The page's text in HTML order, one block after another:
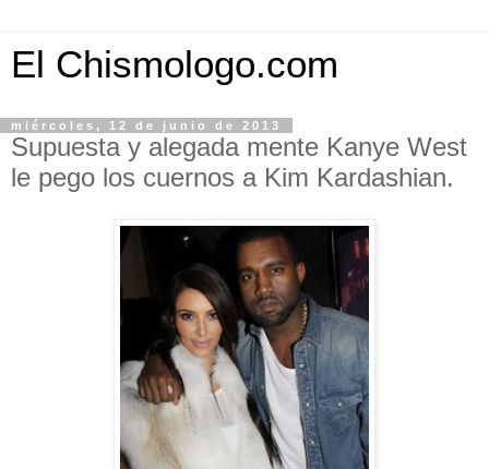
El Chismologo.com
miércoles, 12 de junio de 2013
Supuesta y alegada mente Kanye West
le pego los cuernos a Kim Kardashian.